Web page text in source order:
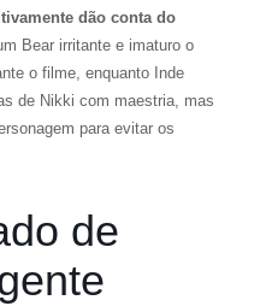
dão conta do
Bear irritante e imaturo o
o filme, enquanto Inde
de Nikki com maestria, mas
para evitar os
de